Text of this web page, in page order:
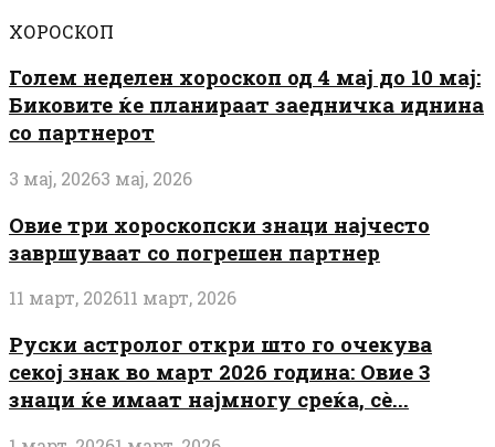
ХОРОСКОП
Голем неделен хороскоп од 4 мај до 10 мај:
Биковите ќе планираат заедничка иднина
со партнерот
3 мај, 20263 мај, 2026
Овие три хороскопски знаци најчесто
завршуваат со погрешен партнер
11 март, 202611 март, 2026
Руски астролог откри што го очекува
секој знак во март 2026 година: Овие 3
знаци ќе имаат најмногу среќа, сè...